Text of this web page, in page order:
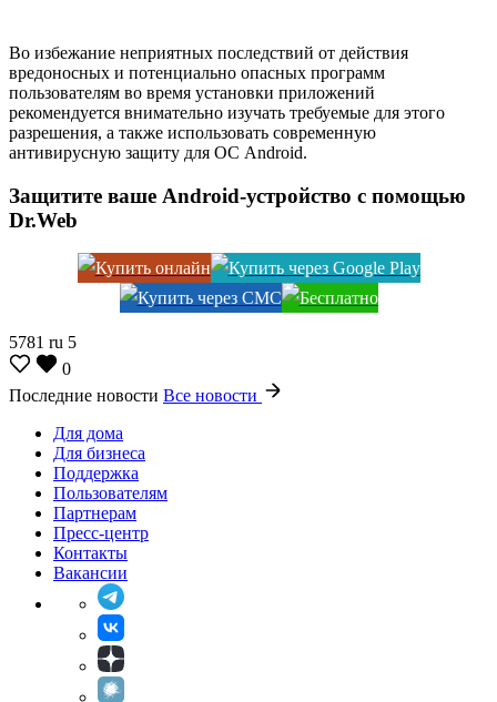
Во избежание неприятных последствий от действия
вредоносных и потенциально опасных программ
пользователям во время установки приложений
рекомендуется внимательно изучать требуемые для этого
разрешения, а также использовать современную
антивирусную защиту для ОС Android.
Защитите ваше Android-устройство с помощью
Dr.Web
5781 ru 5
0
Последние новости Все новости
Для дома
Для бизнеса
Поддержка
Пользователям
Партнерам
Пресс-центр
Контакты
Вакансии